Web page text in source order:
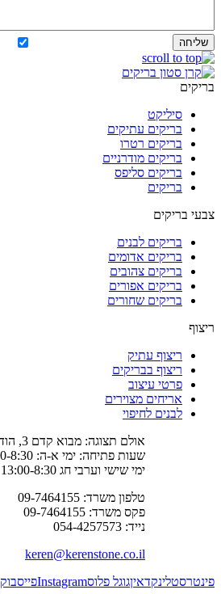
בריקים
סיליקט
בריקים עתיקים
בריקים רטרו
בריקים מודרניים
בריקים סליפס
בריקים
צבעי בריקים
בריקים לבנים
בריקים אדומים
בריקים צהובים
בריקים אפורים
בריקים שחורים
ריצוף
ריצוף עתיק
ריצוף בבריקים
פרטי עיצוב
אריחים מצוירים
לבנים לחיפוי
אולם תצוגה: מבוא קדם 3, הוד השרון
שעות פתיחה: ימי א-ה: 18:30-8:30
ימי שישי וערבי חג 13:00-8:30
טלפון משרד: 09-7464155
פקס משרד: 09-7464155
נייד: 054-4257573
keren@kerenstone.co.il
פינטרסטלינקדאיןגוגל פלוסInstagramפייסבוק